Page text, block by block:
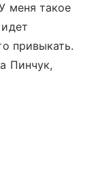
меня такое
привыкать.
Пинчук,